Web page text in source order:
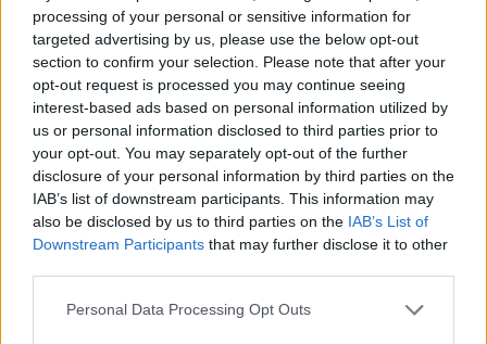
processing of your personal or sensitive information for
targeted advertising by us, please use the below opt-out
section to confirm your selection. Please note that after your
opt-out request is processed you may continue seeing
interest-based ads based on personal information utilized by
us or personal information disclosed to third parties prior to
your opt-out. You may separately opt-out of the further
disclosure of your personal information by third parties on the
IAB’s list of downstream participants. This information may
also be disclosed by us to third parties on the IAB’s List of
Downstream Participants that may further disclose it to other
Please note that this website/app uses one or more Google
Personal Data Processing Opt Outs
TEMI: Canile Tempio
Notizie in tempo reale?
Entra nel canale telegram di
GalluraOggi.it
Su WhatsApp al numero +39